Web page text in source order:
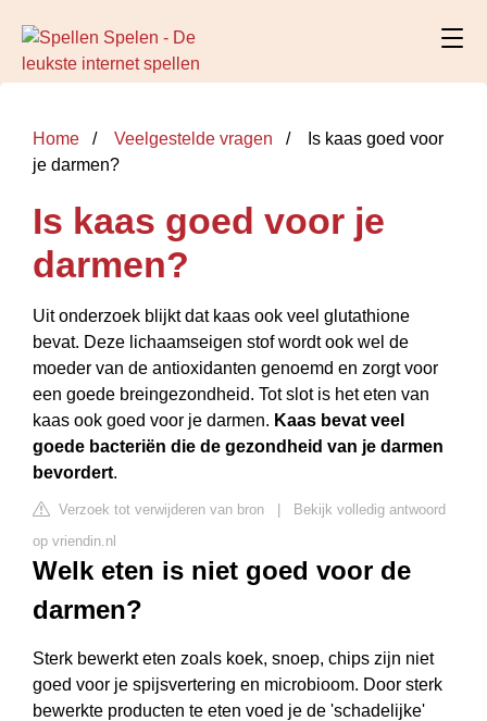
Home Veelgestelde vragen
Is kaas goed voor
je darmen?
Is kaas goed voor je
darmen?
Uit onderzoek blijkt dat kaas ook veel glutathione
bevat. Deze lichaamseigen stof wordt ook wel de
moeder van de antioxidanten genoemd en zorgt voor
een goede breingezondheid. Tot slot is het eten van
kaas ook goed voor je darmen. Kaas bevat veel
goede bacteriën die de gezondheid van je darmen
bevordert.
Verzoek tot verwijderen van bron
Bekijk volledig antwoord
op vriendin.nl
Welk eten is niet goed voor de
darmen?
Sterk bewerkt eten zoals koek, snoep, chips zijn niet
goed voor je spijsvertering en microbioom. Door sterk
bewerkte producten te eten voed je de 'schadelijke'